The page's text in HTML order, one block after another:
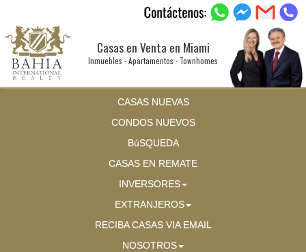
Casas en Venta en Miami
Inmuebles - Apartamentos - Townhomes
CASAS NUEVAS
CONDOS NUEVOS
BúSQUEDA
CASAS EN REMATE
INVERSORES
EXTRANJEROS
RECIBA CASAS VIA EMAIL
NOSOTROS